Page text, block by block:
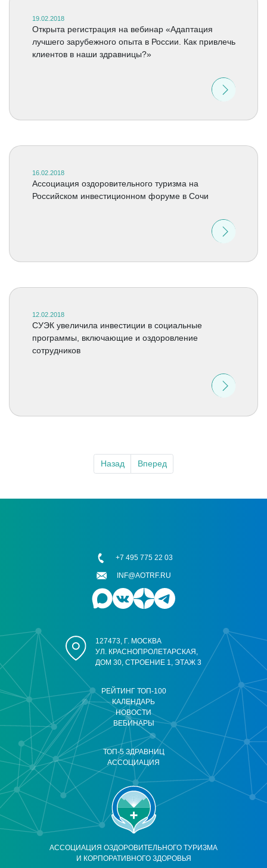
19.02.2018
Открыта регистрация на вебинар «Адаптация
лучшего зарубежного опыта в России. Как привлечь
клиентов в наши здравницы?»
16.02.2018
Ассоциация оздоровительного туризма на
Российском инвестиционном форуме в Сочи
12.02.2018
СУЭК увеличила инвестиции в социальные
программы, включающие и оздоровление
сотрудников
Назад Вперед
АССОЦИАЦИЯ ОЗДОРОВИТЕЛЬНОГО ТУРИЗМА
И КОРПОРАТИВНОГО ЗДОРОВЬЯ
РЕЙТИНГ ТОП-100
КАЛЕНДАРЬ
НОВОСТИ
ВЕБИНАРЫ
ТОП-5 ЗДРАВНИЦ
АССОЦИАЦИЯ
127473, Г. МОСКВА
УЛ. КРАСНОПРОЛЕТАРСКАЯ,
ДОМ 30, СТРОЕНИЕ 1, ЭТАЖ 3
+7 495 775 22 03
INF@AOTRF.RU